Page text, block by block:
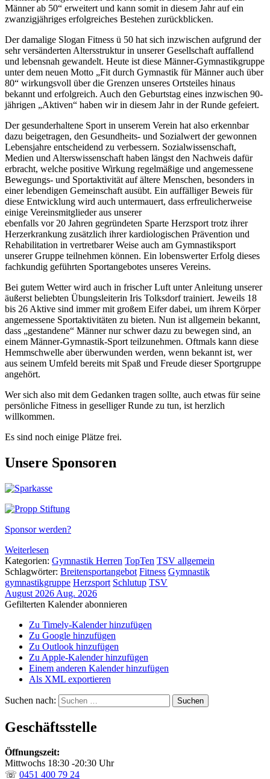
Männer ab 50“ erweitert und kann somit in diesem Jahr auf ein
zwanzigjähriges erfolgreiches Bestehen zurückblicken.
Der damalige Slogan Fitness ü 50 hat sich inzwischen aufgrund der
sehr versänderten Altersstruktur in unserer Gesellschaft auffallend
und lebensnah gewandelt. Heute ist diese Männer-Gymnastikgruppe
unter dem neuen Motto „Fit durch Gymnastik für Männer auch über
80“ wirkungsvoll über die Grenzen unseres Ortsteiles hinaus
bekannt und erfolgreich. Auch den Geburtstag eines inzwischen 90-
jährigen „Aktiven“ haben wir in diesem Jahr in der Runde gefeiert.
Der gesunderhaltene Sport in unserem Verein hat also erkennbar
dazu beigetragen, den Gesundheits- und Sozialwert der gewonnen
Lebensjahre entscheidend zu verbessern. Sozialwissenschaft,
Medien und Alterswissenschaft haben längst den Nachweis dafür
erbracht, welche positive Wirkung regelmäßige und angemessene
Bewegungs- und Sportaktivität auf ältere Menschen, besonders in
einer lebendigen Gemeinschaft ausübt. Ein auffälliger Beweis für
diese Entwicklung wird auch untermauert, dass erfreulicherweise
einige Vereinsmitglieder aus unserer
ebenfalls vor 20 Jahren gegründeten Sparte Herzsport trotz ihrer
Herzerkrankung zusätzlich ihrer kardiologischen Prävention und
Rehabilitation in vertretbarer Weise auch am Gymnastiksport
unserer Gruppe teilnehmen können. Ein lobenswerter Erfolg dieses
fachkundig geführten Sportangebotes unseres Vereins.
Bei gutem Wetter wird auch in frischer Luft unter Anleitung unserer
äußerst beliebten Übungsleiterin Iris Tolksdorf trainiert. Jeweils 18
bis 26 Aktive sind immer mit großem Eifer dabei, um ihrem Körper
angemessene Sportaktivitäten zu bieten. Nun ist allgemein bekannt,
dass „gestandene“ Männer nur schwer dazu zu bewegen sind, an
einem Männer-Gymnastik-Sport teilzunehmen. Oftmals kann diese
Hemmschwelle aber überwunden werden, wenn bekannt ist, wer
aus seinem Umfeld bereits mit Spaß und Freude dieser Sportgruppe
angehört.
Wer sich also mit dem Gedanken tragen sollte, auch etwas für seine
persönliche Fitness in geselliger Runde zu tun, ist herzlich
willkommen.
Es sind noch einige Plätze frei.
Unsere Sponsoren
Sponsor werden?
Weiterlesen
Kategorien: Gymnastik Herren TopTen TSV allgemein
Schlagwörter: Breitensportangebot Fitness Gymnastik
gymnastikgruppe Herzsport Schlutup TSV
August 2026 Aug. 2026
Gefilterten Kalender abonnieren
Zu Timely-Kalender hinzufügen
Zu Google hinzufügen
Zu Outlook hinzufügen
Zu Apple-Kalender hinzufügen
Einem anderen Kalender hinzufügen
Als XML exportieren
Suchen nach:
Geschäftsstelle
Öffnungszeit:
Mittwochs 18:30 -20:30 Uhr
☏ 0451 400 79 24